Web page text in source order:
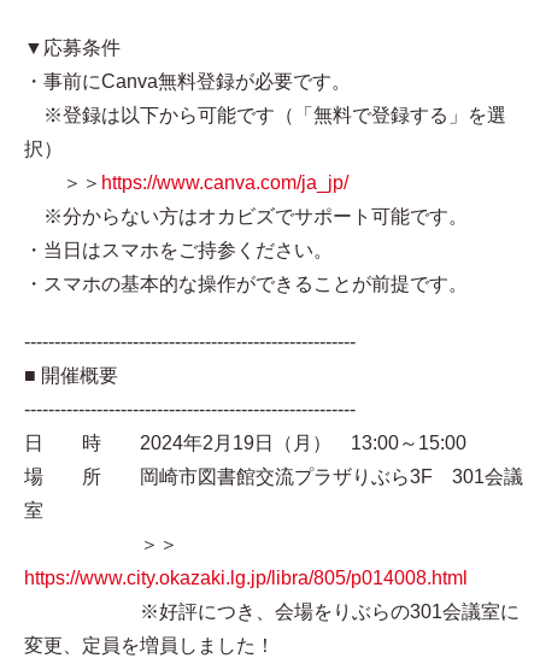
▼応募条件
・事前にCanva無料登録が必要です。
※登録は以下から可能です（「無料で登録する」を選
択）
＞＞ https://www.canva.com/ja_jp/
※分からない方はオカビズでサポート可能です。
・当日はスマホをご持参ください。
・スマホの基本的な操作ができることが前提です。
-------------------------------------------------------
■ 開催概要
-------------------------------------------------------
日 時 2024年2月19日（月） 13:00～15:00
場 所 岡崎市図書館交流プラザりぶら3F 301会議
室
＞＞
https://www.city.okazaki.lg.jp/libra/805/p014008.html
※好評につき、会場をりぶらの301会議室に
変更、定員を増員しました！